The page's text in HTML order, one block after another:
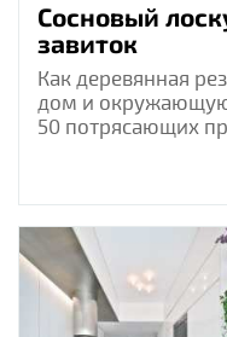
Сосновый
завиток
Как деревянная
дом и
50 потрясающих